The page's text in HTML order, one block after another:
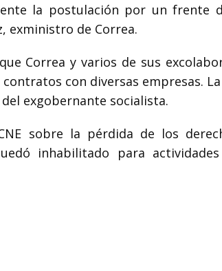
la postulación por un frente
exministro de Correa.
Correa y varios de sus
con diversas empresas.
exgobernante socialista.
sobre la pérdida de los
inhabilitado para